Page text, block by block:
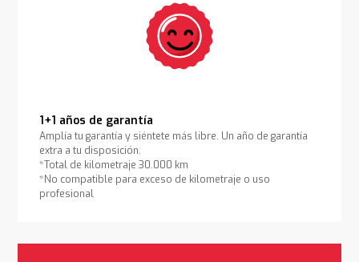
1+1 años de garantía
Amplía tu garantía y siéntete más libre. Un año de garantía
extra a tu disposición.
*Total de kilometraje 30.000 km
*No compatible para exceso de kilometraje o uso
profesional